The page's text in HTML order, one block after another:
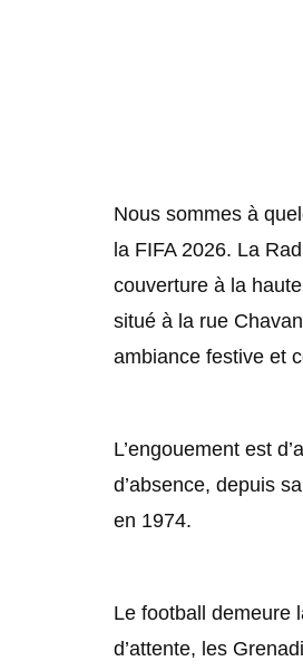
Nous sommes à
la FIFA 2026. La
couverture à la
situé à la rue
ambiance festive et
L’engouement est
d’absence, depuis
en 1974.
Le football demeure
d’attente, les